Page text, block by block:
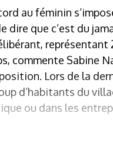
au féminin
dire que c’est du
représentant
commente Sabine
Lors de la
d’habitants du
ou dans les